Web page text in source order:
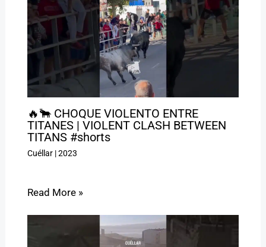
🔥🐂 CHOQUE VIOLENTO ENTRE
TITANES | VIOLENT CLASH BETWEEN
TITANS #shorts
Cuéllar|2023
Read More »